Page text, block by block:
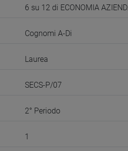
6 su 12 di ECONOMIA
Cognomi A-Di
Laurea
SECS-P/07
2° Periodo
1